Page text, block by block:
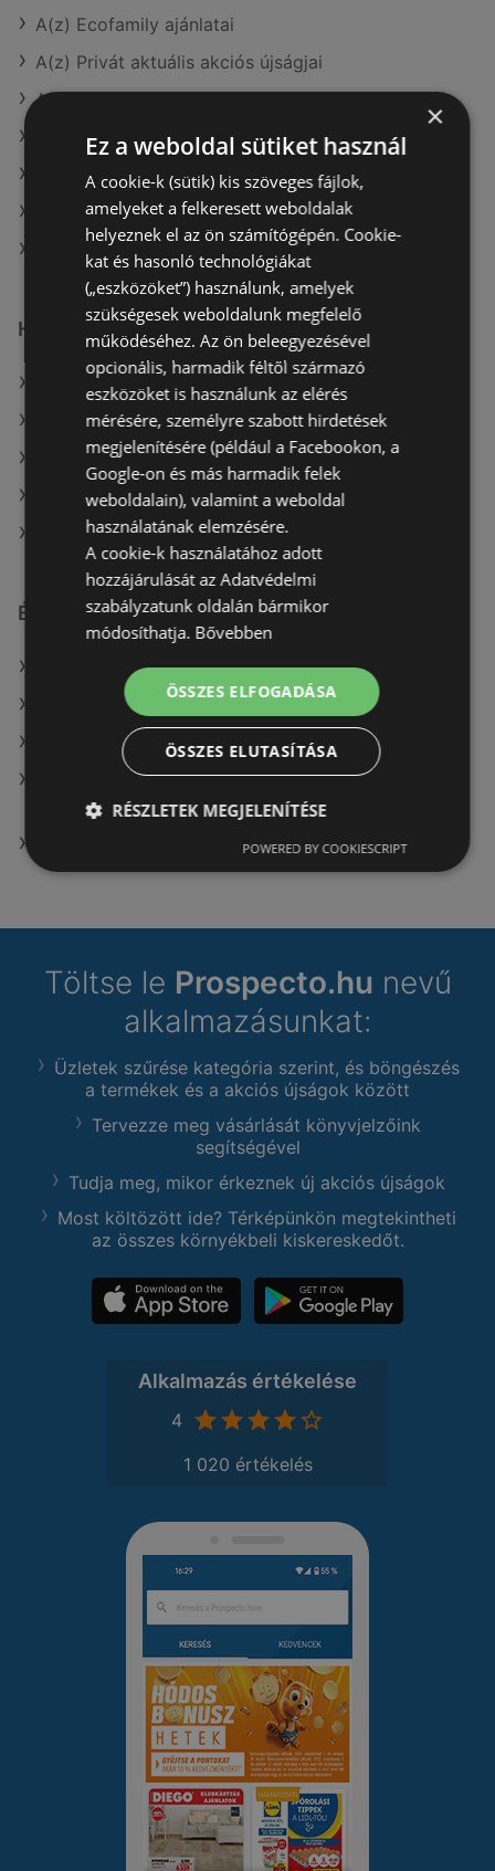
A(z) Ecofamily ajánlatai
A(z) Privát aktuális akciós újságjai
A(z) ALDI aktuális akciós újságjai
A(z) Chef Market aktuális akciós újságjai
A(z) CBA aktuális akciós újságjai
A(z) Coop aktuális akciós újságjai
A(z) Spar market üzletei itt: Sopron-Fertődi
Hasonló kiskereskedők
A(z) Tesco ajánlatai
A(z) CBA ajánlatai
A(z) Príma ajánlatai
A(z) Privát ajánlatai
A(z) Lidl ajánlatai
Érdeklődésre számot tartó elemek itt:
A(z) CBA aktuális Pécs akciós újságjai
A(z) Spar üzletei itt: Ajka
eMAG itt: Debreceni
A(z) Alma Gyógyszertárak üzletei itt:
Tiszaszentimre
A(z) Coop üzletei itt: Répcevis
Töltse le Prospecto.hu nevű
alkalmazásunkat:
Üzletek szűrése kategória szerint, és böngészés
a termékek és a akciós újságok között
Tervezze meg vásárlását könyvjelzőink
segítségével
Tudja meg, mikor érkeznek új akciós újságok
Most költözött ide? Térképünkön megtekintheti
az összes környékbeli kiskereskedőt.
Alkalmazás értékelése
4
1 020 értékelés
×
Ez a weboldal sütiket használ
A cookie-k (sütik) kis szöveges fájlok,
amelyeket a felkeresett weboldalak
helyeznek el az ön számítógépén. Cookie-
kat és hasonló technológiákat
(„eszközöket”) használunk, amelyek
szükségesek weboldalunk megfelelő
működéséhez. Az ön beleegyezésével
opcionális, harmadik féltől származó
eszközöket is használunk az elérés
mérésére, személyre szabott hirdetések
megjelenítésére (például a Facebookon, a
Google-on és más harmadik felek
weboldalain), valamint a weboldal
használatának elemzésére.
A cookie-k használatához adott
hozzájárulását az Adatvédelmi
szabályzatunk oldalán bármikor
módosíthatja. Bővebben
ÖSSZES ELFOGADÁSA
ÖSSZES ELUTASÍTÁSA
RÉSZLETEK MEGJELENÍTÉSE
POWERED BY COOKIESCRIPT